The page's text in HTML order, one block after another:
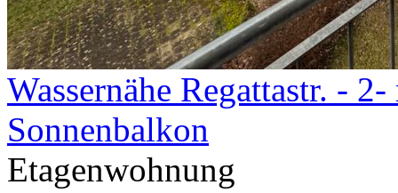
Wassernähe Regattastr. -
Sonnenbalkon
Etagenwohnung